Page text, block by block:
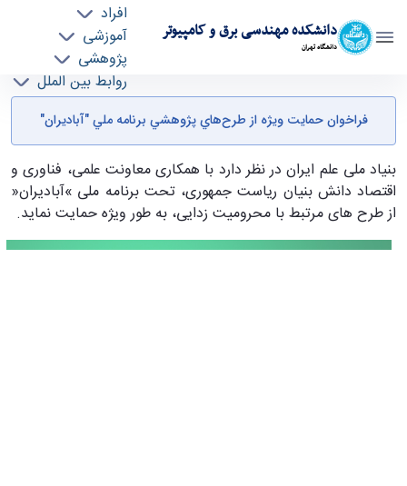
دانشکده مهندسی برق و کامپیوتر
دانشگاه تهران
افراد
آموزشی
پژوهشی
روابط بین الملل
خدمات
جذب نیرو
فراخوان حمايت ويژه از طرح‌هاي پژوهشي برنامه
ملي "آباديران" - ece- دانشکده مهندسی برق و
کامپیوتر
فراخوان حمايت ويژه از طرح‌هاي پژوهشي برنامه ملي "آباديران"
بنیاد ملی علم ایران در نظر دارد با همکاری معاونت علمی، فناوری و
اقتصاد دانش بنیان ریاست جمهوری، تحت برنامه ملی »آبادیران«
از طرح های مرتبط با محرومیت زدایی، به طور ویژه حمایت نماید.